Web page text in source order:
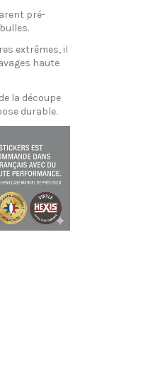
pré-
extrêmes, il
haute
la découpe
durable.